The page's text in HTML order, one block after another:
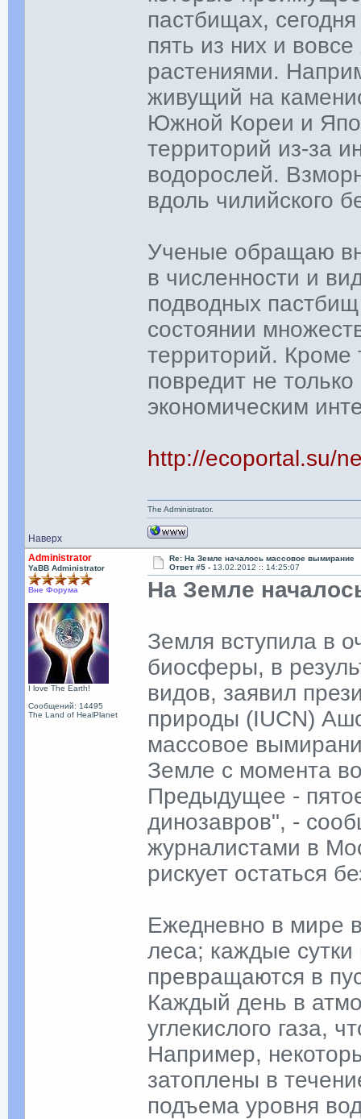
пастбищах,
пять из них и
растениями.
живущий на
Южной Кореи и
территорий из-за
водорослей.
вдоль чилийского
Ученые обращаю
в численности и
подводных
состоянии
территорий. Кроме
повредит не
экономическим
http://ecoportal.su/
Наверх
The Administrator.
Administrator
YaBB Administrator
Вне Форума
I love The Earth!
Сообщений: 14495
The Land of HealPlanet
Re: На Земле началось массовое вымирание
Ответ #5 - 13.02.2012 :: 14:25:07
На Земле
Земля вступила в
биосферы, в
видов, заявил
природы (IUCN)
массовое
Земле с момента
Предыдущее -
динозавров", -
журналистами в
рискует остаться
Ежедневно в мире
леса; каждые сутки
превращаются в
Каждый день в
углекислого газа,
Например,
затоплены в
подъема уровня